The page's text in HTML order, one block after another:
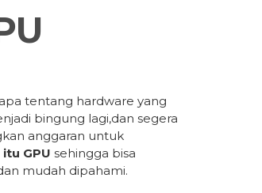
tentang hardware yang
bingung lagi,dan segera
anggaran untuk
GPU sehingga bisa
mudah dipahami.